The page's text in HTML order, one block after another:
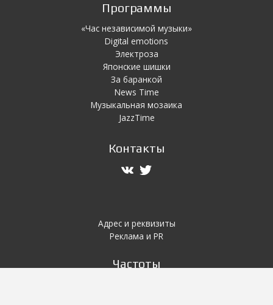
Программы
«Час независимой музыки»
Digital emotions
Электроза
Японскиe шишки
За баранкой
News Time
Музыкальная мозаика
JazzTime
Контакты
Адрес и реквизиты
Реклама и PR
Частоты